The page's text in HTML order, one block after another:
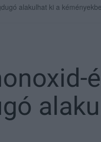
alakulhat ki a